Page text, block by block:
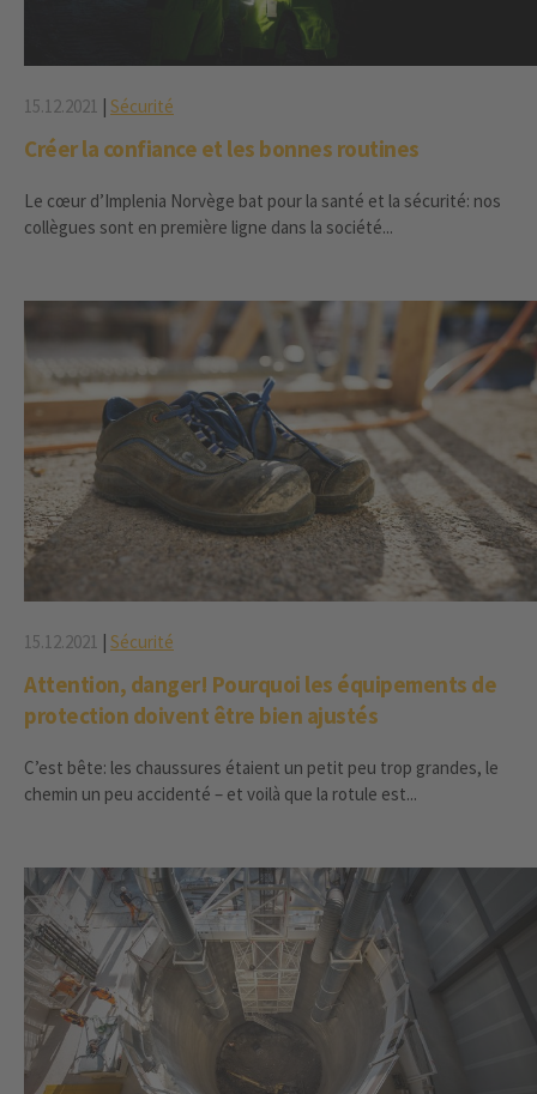
15.12.2021 | Sécurité
Créer la confiance et les bonnes routines
Le cœur d’Implenia Norvège bat pour la santé et la sécurité: nos
collègues sont en première ligne dans la société...
15.12.2021 | Sécurité
Attention, danger! Pourquoi les équipements de
protection doivent être bien ajustés
C’est bête: les chaussures étaient un petit peu trop grandes, le
chemin un peu accidenté – et voilà que la rotule est...